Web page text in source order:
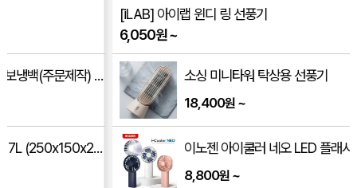
[iLAB] 아이랩 윈디 링 선풍기
소싱 미니타워 탁상용 선풍기
원~
이노젠 아이쿨러 네오 LED 플래시 라이트 겸용 휴대용 선풍기 INOZEN i-cooler NEO
원~